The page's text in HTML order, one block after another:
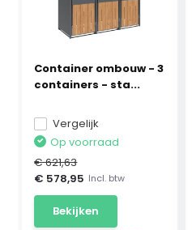
Container ombouw - 3
containers - sta...
Vergelijk
Op voorraad
€ 621,63
€ 578,95 Incl. btw
Bekijken